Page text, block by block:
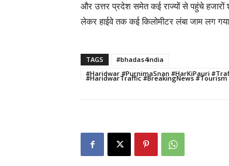
और उत्तर प्रदेश समेत कई राज्यों से पहुंचे हजारों
लेकर हाईवे तक कई किलोमीटर लंबा जाम लग
TAGS
#bhadas4india
#Haridwar #PurnimaSnan #HarKiPauri
#HaridwarTraffic #BreakingNews